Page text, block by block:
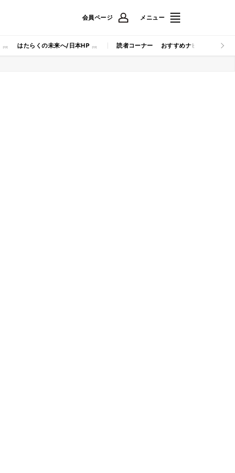
会員ページ メニュー
はたらくの未来へ/日本HP 読者コーナー おすすめナビ マイナビ